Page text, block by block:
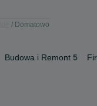
Domatowo
Budowa i Remont 5